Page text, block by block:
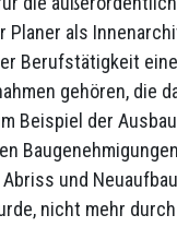
Planer als
Berufstätigkeit
gehören, die
Beispiel der
und
nicht mehr